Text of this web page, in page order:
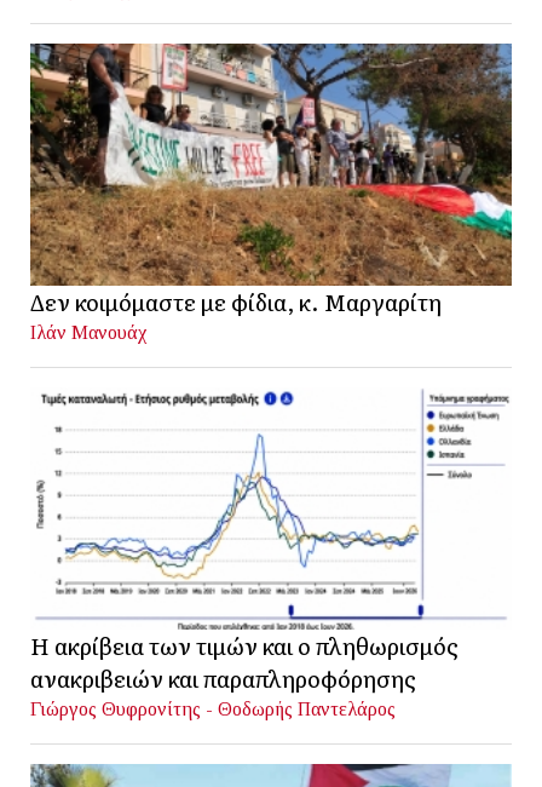
Δεν κοιμόμαστε με φίδια, κ. Μαργαρίτη
Ιλάν Μανουάχ
Η ακρίβεια των τιμών και ο πληθωρισμός
ανακριβειών και παραπληροφόρησης
Γιώργος Θυφρονίτης - Θοδωρής Παντελάρος